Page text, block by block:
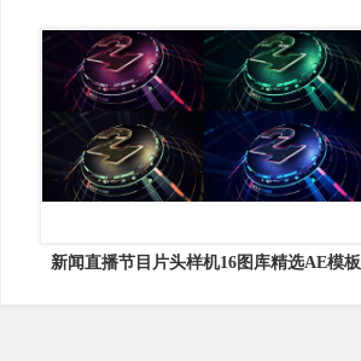
新闻直播节目片头样机16图库精选AE模板